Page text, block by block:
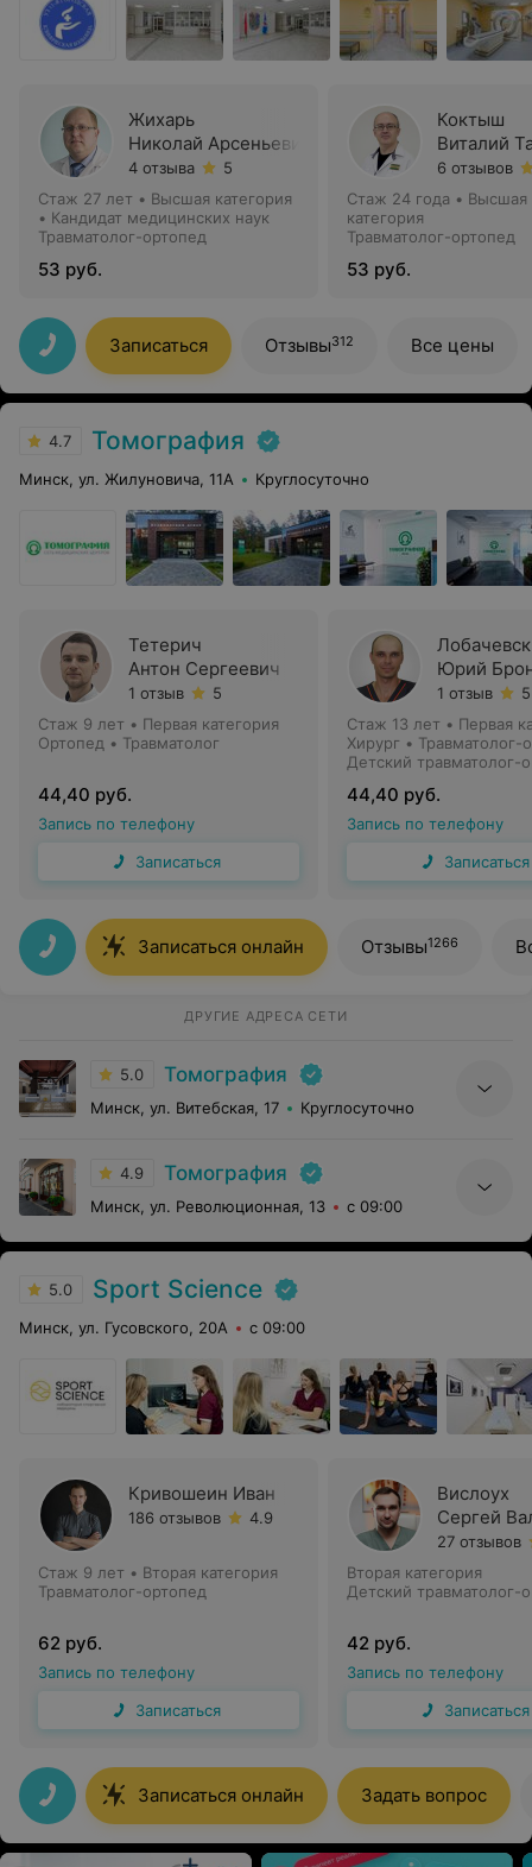
Жихарь
Николай Арсеньевич
4 отзыва
5
Стаж 27 лет • Высшая категория
• Кандидат медицинских наук
Травматолог-ортопед
53 руб.
Коктыш
Виталий
6 отзывов
Стаж 24 года • Высшая
категория
Травматолог-ортопед
53 руб.
Записаться Отзывы312 Все цены
4.7 Томография
Минск, ул. Жилуновича, 11А Круглосуточно
Тетерич
Антон Сергеевич
1 отзыв
5
Стаж 9 лет • Первая категория
Ортопед • Травматолог
44,40 руб.
Запись по телефону
Записаться
Юрий
1 отзыв
5
Стаж 13 лет • Первая
Хирург • Травматолог-
Детский травматолог-
44,40 руб.
Запись по телефону
Записаться
Записаться онлайн Отзывы1266
ДРУГИЕ АДРЕСА СЕТИ
5.0 Томография
Минск, ул. Витебская, 17 Круглосуточно
4.9 Томография
Минск, ул. Революционная, 13 с 09:00
5.0 Sport Science
Минск, ул. Гусовского, 20А с 09:00
Кривошеин Иван
186 отзывов 4.9
Стаж 9 лет • Вторая категория
Травматолог-ортопед
62 руб.
Запись по телефону
Записаться
Вислоух
Сергей
27 отзывов
Вторая категория
Детский травматолог-
42 руб.
Запись по телефону
Записаться
Записаться онлайн Задать вопрос